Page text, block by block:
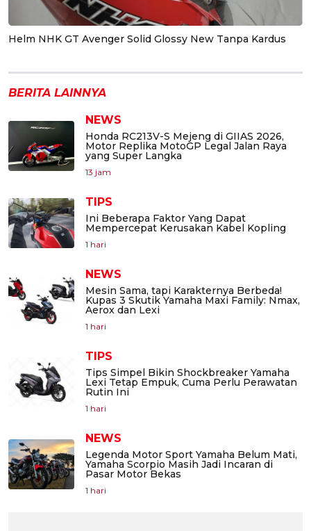
Helm NHK GT Avenger Solid Glossy New Tanpa Kardus
BERITA LAINNYA
NEWS
Honda RC213V-S Mejeng di GIIAS 2026,
Motor Replika MotoGP Legal Jalan Raya
yang Super Langka
13 jam
TIPS
Ini Beberapa Faktor Yang Dapat
Mempercepat Kerusakan Kabel Kopling
1 hari
NEWS
Mesin Sama, tapi Karakternya Berbeda!
Kupas 3 Skutik Yamaha Maxi Family: Nmax,
Aerox dan Lexi
1 hari
TIPS
Tips Simpel Bikin Shockbreaker Yamaha
Lexi Tetap Empuk, Cuma Perlu Perawatan
Rutin Ini
1 hari
NEWS
Legenda Motor Sport Yamaha Belum Mati,
Yamaha Scorpio Masih Jadi Incaran di
Pasar Motor Bekas
1 hari